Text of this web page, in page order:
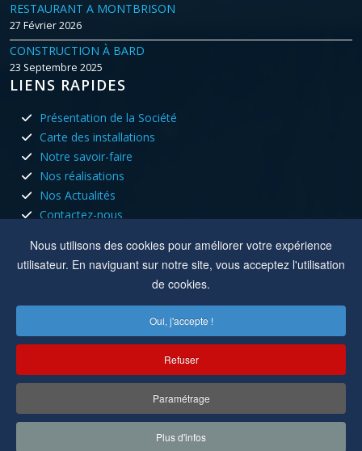
Nous utilisons des cookies pour améliorer votre expérience
utilisateur. En naviguant sur notre site, vous acceptez l'utilisation
de cookies.
Oui, j'accepte !
Refuser
Paramétrage
Plus d'infos
RESTAURANT A MONTBRISON
27 Février 2026
CONSTRUCTION À BARD
23 Septembre 2025
LIENS RAPIDES
Présentation de la Société
Carte des installations
Notre savoir-faire
Nos réalisations
Nos Actualités
Contactez-nous
HORAIRES D'OUVERTURE
Nous sommes ouvert tous les jours du lundi au vendredi aux
8h à 12h - 13h30 à 17h30
Mer, Ven :8h à 12h
8 rue du capitole 42110 Feurs
Cuisson Electricité